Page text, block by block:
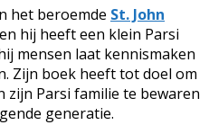
het beroemde St. John
hij heeft een klein Parsi
mensen laat kennismaken
Zijn boek heeft tot doel om
zijn Parsi familie te bewaren
generatie.